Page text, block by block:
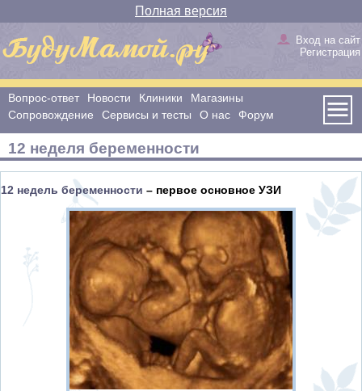
Полная версия
Вход на сайт
Регистрация
Вопрос-ответ Новости Клиники
Магазины
Сопровождение
Сервисы и тесты О нас Форум
12 неделя беременности
12 недель беременности – первое основное УЗИ